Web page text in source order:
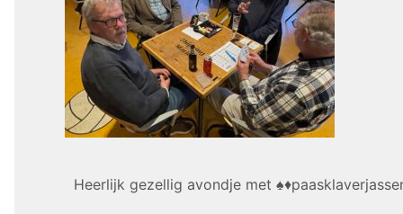
Heerlijk gezellig avondje met